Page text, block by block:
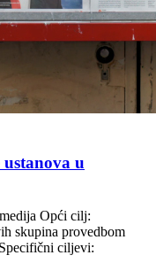
u
Opći cilj:
skupina provedbom
ciljevi: